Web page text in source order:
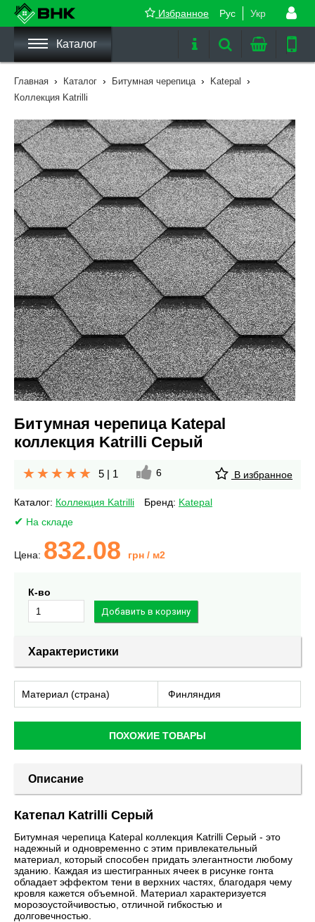
Рус Укр
Избранное
Каталог
Главная › Каталог › Битумная черепица › Katepal ›
Коллекция Katrilli
Битумная черепица Katepal
коллекция Katrilli Серый
5 | 1 6 В избранное
Каталог: Коллекция Katrilli Бренд: Katepal
На складе
Цена: 832.08 грн / м2
К-во
Характеристики
Материал (страна) Финляндия
ПОХОЖИЕ ТОВАРЫ
Описание
Катепал Katrilli Серый
Битумная черепица Katepal коллекция Katrilli Серый - это
надежный и одновременно с этим привлекательный
материал, который способен придать элегантности любому
зданию. Каждая из шестигранных ячеек в рисунке гонта
обладает эффектом тени в верхних частях, благодаря чему
кровля кажется объемной. Материал характеризуется
морозоустойчивостью, отличной гибкостью и
долговечностью.